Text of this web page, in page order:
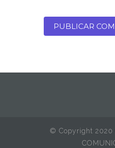
© Copyright 2020